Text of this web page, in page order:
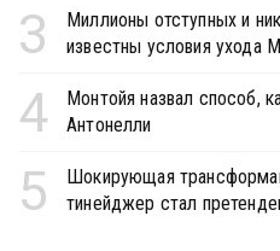
3
Миллионы отступных и
известны условия ухода
4
Монтойя назвал способ,
Антонелли
5
Шокирующая
тинейджер стал